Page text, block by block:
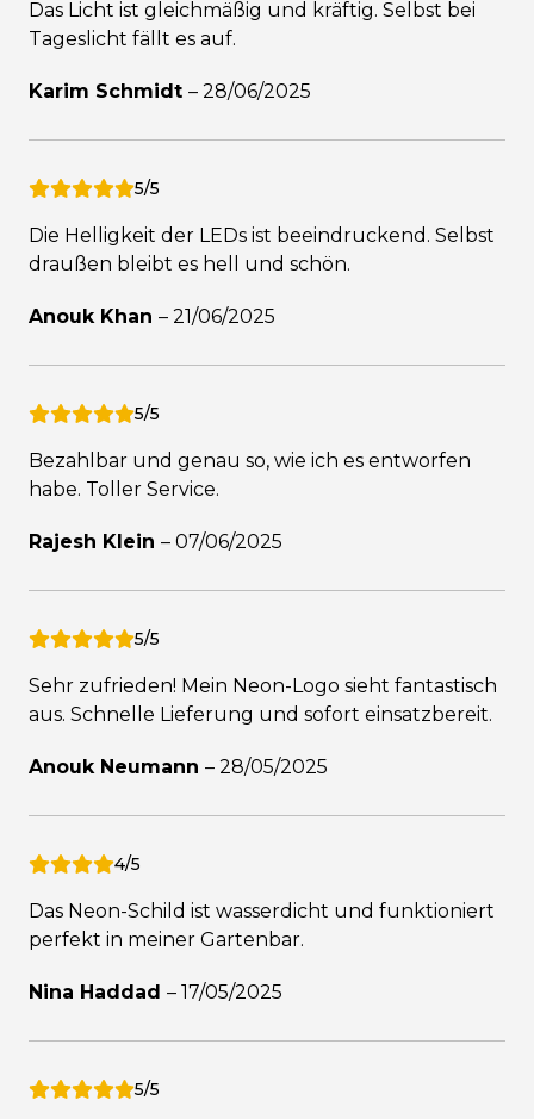
Das Licht ist gleichmäßig und kräftig. Selbst bei
Tageslicht fällt es auf.
Karim Schmidt – 28/06/2025
5/5
Die Helligkeit der LEDs ist beeindruckend. Selbst
draußen bleibt es hell und schön.
Anouk Khan – 21/06/2025
5/5
Bezahlbar und genau so, wie ich es entworfen
habe. Toller Service.
Rajesh Klein – 07/06/2025
5/5
Sehr zufrieden! Mein Neon-Logo sieht fantastisch
aus. Schnelle Lieferung und sofort einsatzbereit.
Anouk Neumann – 28/05/2025
4/5
Das Neon-Schild ist wasserdicht und funktioniert
perfekt in meiner Gartenbar.
Nina Haddad – 17/05/2025
5/5